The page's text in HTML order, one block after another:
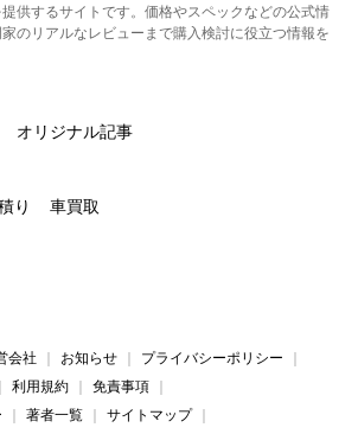
供するサイトです。価格やスペックなどの公式情
のリアルなレビューまで購入検討に役立つ情報を
オリジナル記事
り 車買取
会社 お知らせ
プライバシーポリシー
利用規約
免責事項
著者一覧 サイトマップ